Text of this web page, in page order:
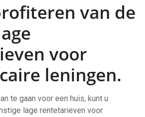
van de
voor
leningen.
te gaan voor een huis, kunt u
lage rentetarieven voor